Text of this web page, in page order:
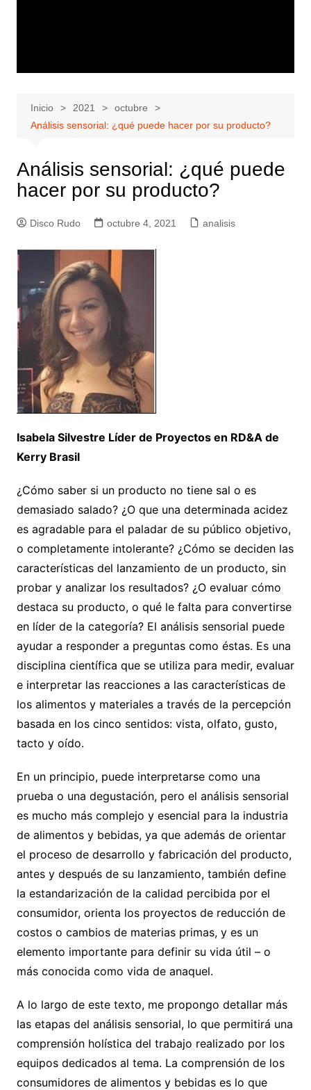
Inicio 2021
octubre
Análisis sensorial: ¿qué puede hacer por su producto?
Análisis sensorial: ¿qué puede
hacer por su producto?
Disco Rudo octubre 4, 2021 analisis
Isabela Silvestre Líder de Proyectos en RD&A de
Kerry Brasil
¿Cómo saber si un producto no tiene sal o es
demasiado salado? ¿O que una determinada acidez
es agradable para el paladar de su público objetivo,
o completamente intolerante? ¿Cómo se deciden las
características del lanzamiento de un producto, sin
probar y analizar los resultados? ¿O evaluar cómo
destaca su producto, o qué le falta para convertirse
en líder de la categoría? El análisis sensorial puede
ayudar a responder a preguntas como éstas. Es una
disciplina científica que se utiliza para medir, evaluar
e interpretar las reacciones a las características de
los alimentos y materiales a través de la percepción
basada en los cinco sentidos: vista, olfato, gusto,
tacto y oído.
En un principio, puede interpretarse como una
prueba o una degustación, pero el análisis sensorial
es mucho más complejo y esencial para la industria
de alimentos y bebidas, ya que además de orientar
el proceso de desarrollo y fabricación del producto,
antes y después de su lanzamiento, también define
la estandarización de la calidad percibida por el
consumidor, orienta los proyectos de reducción de
costos o cambios de materias primas, y es un
elemento importante para definir su vida útil – o
más conocida como vida de anaquel.
A lo largo de este texto, me propongo detallar más
las etapas del análisis sensorial, lo que permitirá una
comprensión holística del trabajo realizado por los
equipos dedicados al tema. La comprensión de los
consumidores de alimentos y bebidas es lo que